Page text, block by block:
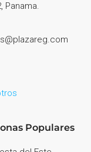
Panama.
Populares